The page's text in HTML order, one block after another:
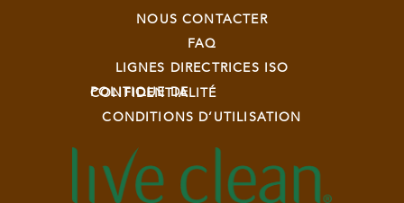
NOUS CONTACTER
FAQ
LIGNES DIRECTRICES ISO
POLITIQUE DE CONFIDENTIALITÉ
CONDITIONS D’UTILISATION